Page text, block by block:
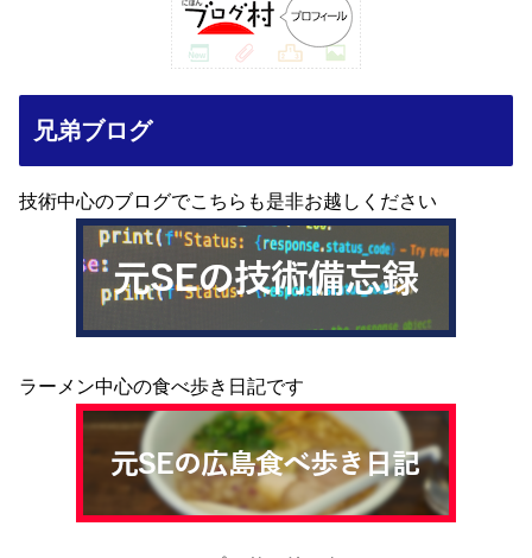
兄弟ブログ
技術中心のブログでこちらも是非お越しください
ラーメン中心の食べ歩き日記です